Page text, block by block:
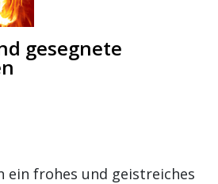
gesegnete
ein frohes und geistreiches